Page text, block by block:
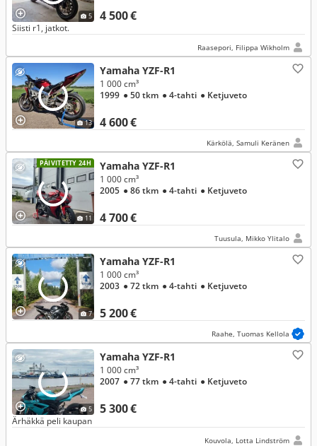
5 4 500 €
Siisti r1, jatkot.
Raasepori, Filippa Wikholm
13
Yamaha YZF-R1
4 600 €
1 000 cm³
1999 ● 50 tkm ● 4-tahti ● Ketjuveto
Kärkölä, Samuli Keränen
PÄIVITETTY 24H
11
Yamaha YZF-R1
4 700 €
1 000 cm³
2005 ● 86 tkm ● 4-tahti ● Ketjuveto
Tuusula, Mikko Ylitalo
7
Yamaha YZF-R1
5 200 €
1 000 cm³
2003 ● 72 tkm ● 4-tahti ● Ketjuveto
Raahe, Tuomas Kellola
5
Yamaha YZF-R1
5 300 €
1 000 cm³
2007 ● 77 tkm ● 4-tahti ● Ketjuveto
Ärhäkkä peli kaupan
Kouvola, Lotta Lindström